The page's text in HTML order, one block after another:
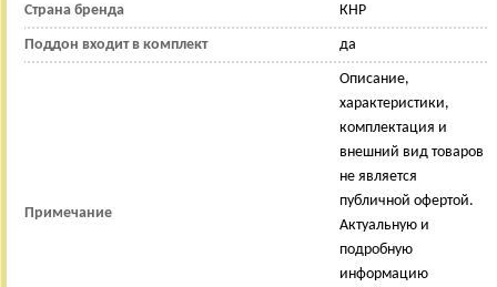
Страна бренда КНР
Поддон входит в комплект да
Примечание
Описание,
характеристики,
комплектация и
внешний вид товаров
не является
публичной офертой.
Актуальную и
подробную
информацию